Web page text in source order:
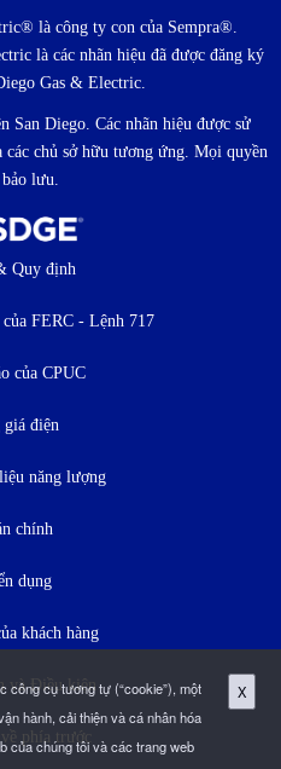
là công ty con của Sempra®.
là các nhãn hiệu đã được đăng ký
Gas & Electric.
Diego. Các nhãn hiệu được sử
chủ sở hữu tương ứng. Mọi quyền
lưu.
công cụ tương tự (“cookie”), một
hành, cải thiện và cá nhân hóa
của chúng tôi và các trang web
X
Quy định
FERC - Lệnh 717
của CPUC
giá điện
năng lượng
chính
dụng
khách hàng
và Điều kiện
về phía trước